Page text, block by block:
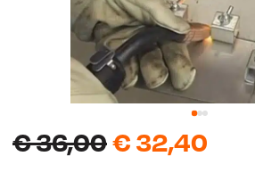
w
s
€36,00O
€32,40